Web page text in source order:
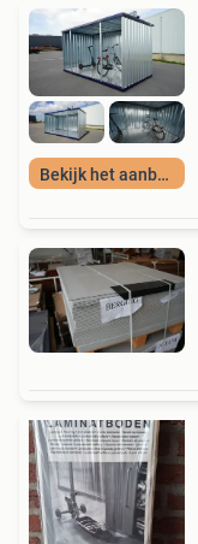
Bekijk het aanbod!